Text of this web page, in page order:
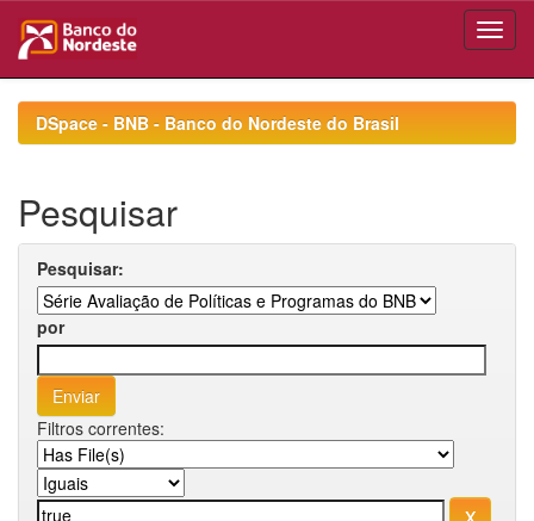
navigationDSpace - BNB - Banco do Nordeste do Brasil
Pesquisar
Pesquisar:
por
Filtros correntes: